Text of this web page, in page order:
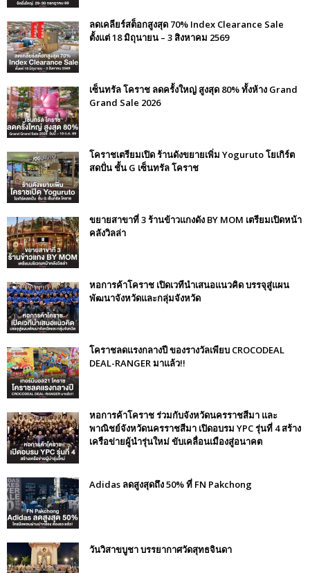
ลดเคลียร์สต็อกสูงสุด 70% Index Clearance Sale
ตั้งแต่ 18 มิถุนายน – 3 สิงหาคม 2569
เซ็นทรัล โคราช ลดครั้งใหญ่ สูงสุด 80% ทั้งห้าง Grand
Grand Sale 2026
โคราชเตรียมเปิด ร้านดังขยายเพิ่ม Yoguruto โยเกิร์ต
สดปั่น ชั้น G เซ็นทรัล โคราช
ขยายสาขาที่ 3 ร้านข้าวแกงดัง BY MOM เตรียมเปิดหน้า
คลังวิลล่า
หอการค้าโคราช เปิดเวทีนำเสนอแนวคิด บรรจุสู่แผน
พัฒนาจังหวัดและกลุ่มจังหวัด
โคราชลดแรงกลางปี ของรางวัลเพียบ CROCODEAL
DEAL-RANGER มาแล้ว!!
หอการค้าโคราช ร่วมกับจังหวัดนครราชสีมา และ
พาณิชย์จังหวัดนครราชสีมา เปิดอบรม YPC รุ่นที่ 4 สร้าง
เครือข่ายผู้นำรุ่นใหม่ ขับเคลื่อนเมืองสู่อนาคต
Adidas ลดสูงสุดถึง 50% ที่ FN Pakchong
วันวิสาขบูชา บรรยากาศวัดสุทธจินดา